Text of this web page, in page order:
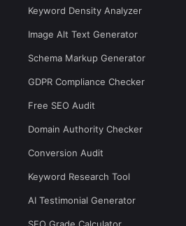
Keyword Density Analyzer
Image Alt Text Generator
Schema Markup Generator
GDPR Compliance Checker
Free SEO Audit
Domain Authority Checker
Conversion Audit
Keyword Research Tool
AI Testimonial Generator